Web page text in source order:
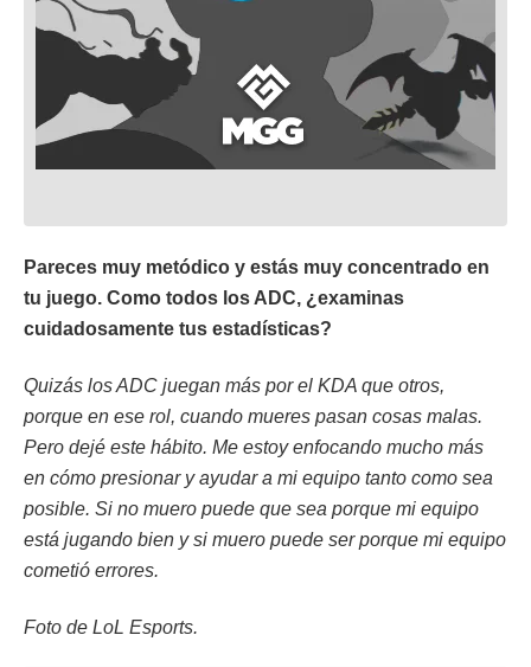
Pareces muy metódico y estás muy concentrado en
tu juego. Como todos los ADC, ¿examinas
cuidadosamente tus estadísticas?
Quizás los ADC juegan más por el KDA que otros,
porque en ese rol, cuando mueres pasan cosas malas.
Pero dejé este hábito. Me estoy enfocando mucho más
en cómo presionar y ayudar a mi equipo tanto como sea
posible. Si no muero puede que sea porque mi equipo
está jugando bien y si muero puede ser porque mi equipo
cometió errores.
Foto de LoL Esports.